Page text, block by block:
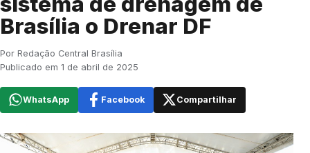
Brasília o Drenar DF
Por Redação Central Brasília
Publicado em 1 de abril de 2025
WhatsApp Facebook Compartilhar